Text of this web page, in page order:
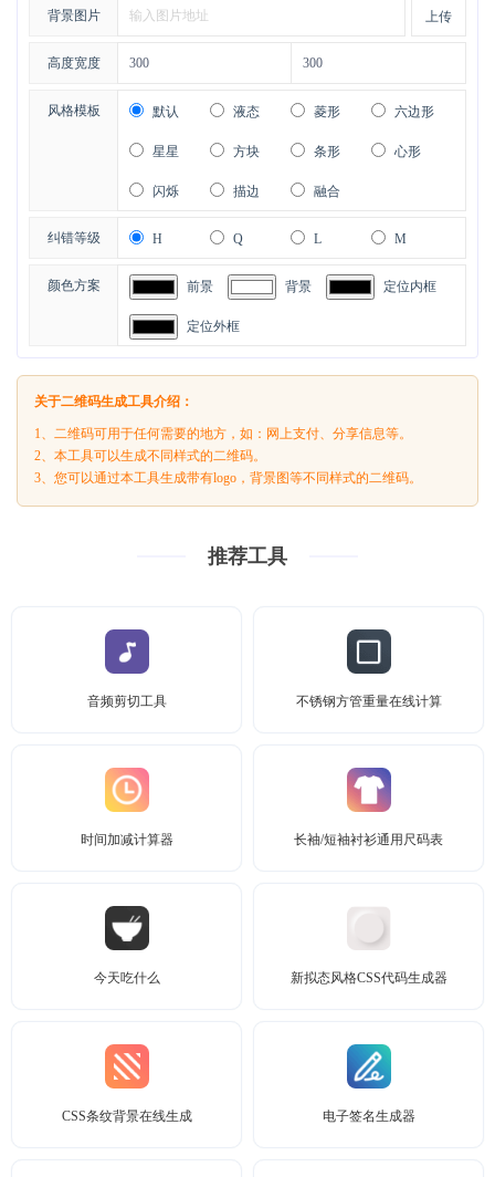
背景图片 上传
高度宽度
风格模板 默认 液态 菱形 六边形
星星 方块 条形 心形
闪烁 描边 融合
纠错等级 H Q L M
颜色方案 前景 背景 定位内框
定位外框
关于二维码生成工具介绍：
1、二维码可用于任何需要的地方，如：网上支付、分享信息等。
2、本工具可以生成不同样式的二维码。
3、您可以通过本工具生成带有logo，背景图等不同样式的二维码。
推荐工具
音频剪切工具 不锈钢方管重量在线计算
时间加减计算器 长袖/短袖衬衫通用尺码表
今天吃什么 新拟态风格CSS代码生成器
CSS条纹背景在线生成 电子签名生成器